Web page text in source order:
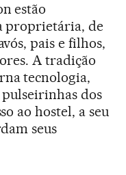
estão
proprietária, de
pais e filhos,
A tradição
tecnologia,
pulseirinhas dos
ao hostel, a seu
seus